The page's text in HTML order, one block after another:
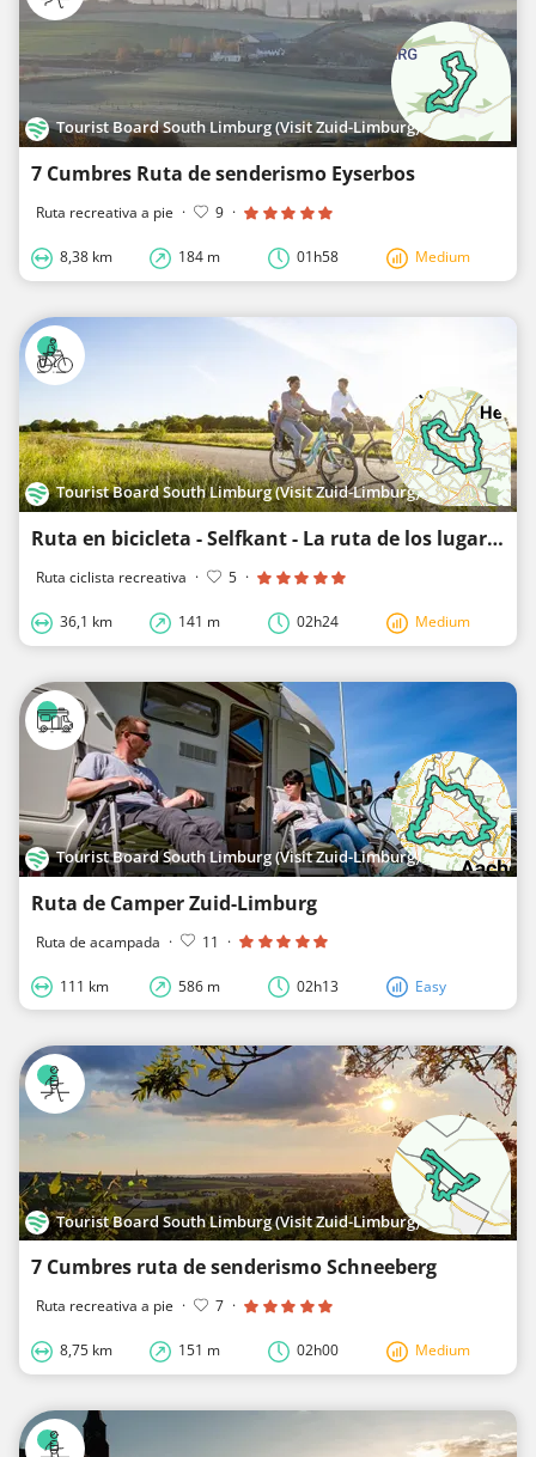
Tourist Board South Limburg (Visit Zuid-Limburg)
7 Cumbres Ruta de senderismo Eyserbos
Ruta recreativa a pie · 9 ·
8,38 km 184 m 01h58 Medium
Tourist Board South Limburg (Visit Zuid-Limburg)
Ruta en bicicleta - Selfkant - La ruta de los lugares de la suerte Selfkant
Ruta ciclista recreativa · 5 ·
36,1 km 141 m 02h24 Medium
Tourist Board South Limburg (Visit Zuid-Limburg)
Ruta de Camper Zuid-Limburg
Ruta de acampada · 11 ·
111 km 586 m 02h13 Easy
Tourist Board South Limburg (Visit Zuid-Limburg)
7 Cumbres ruta de senderismo Schneeberg
Ruta recreativa a pie · 7 ·
8,75 km 151 m 02h00 Medium